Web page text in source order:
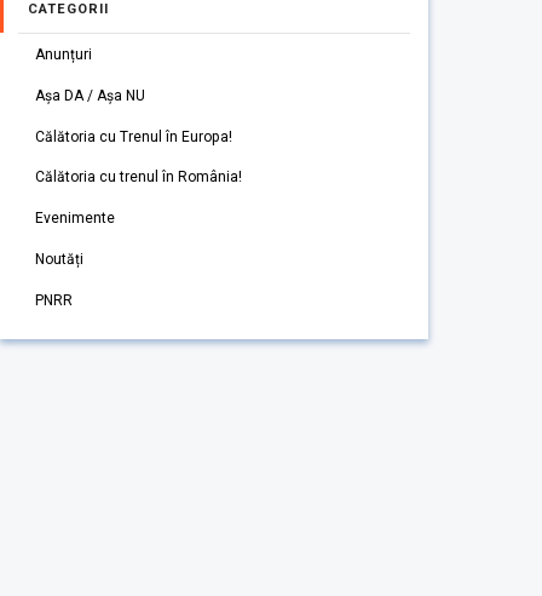
CATEGORII
Anunțuri
Așa DA / Așa NU
Călătoria cu Trenul în Europa!
Călătoria cu trenul în România!
Evenimente
Noutăți
PNRR